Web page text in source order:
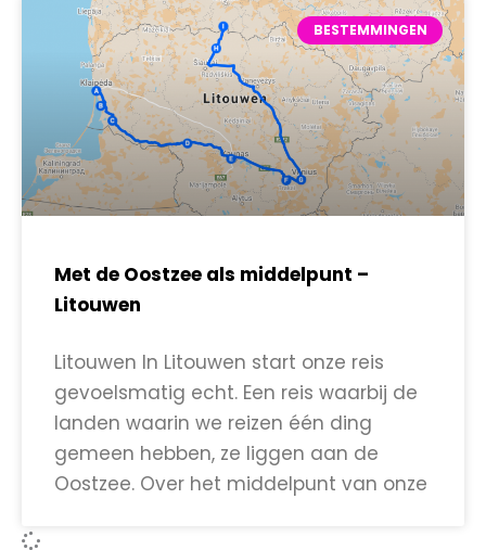
BESTEMMINGEN
Met de Oostzee als middelpunt –
Litouwen
Litouwen In Litouwen start onze reis
gevoelsmatig echt. Een reis waarbij de
landen waarin we reizen één ding
gemeen hebben, ze liggen aan de
Oostzee. Over het middelpunt van onze